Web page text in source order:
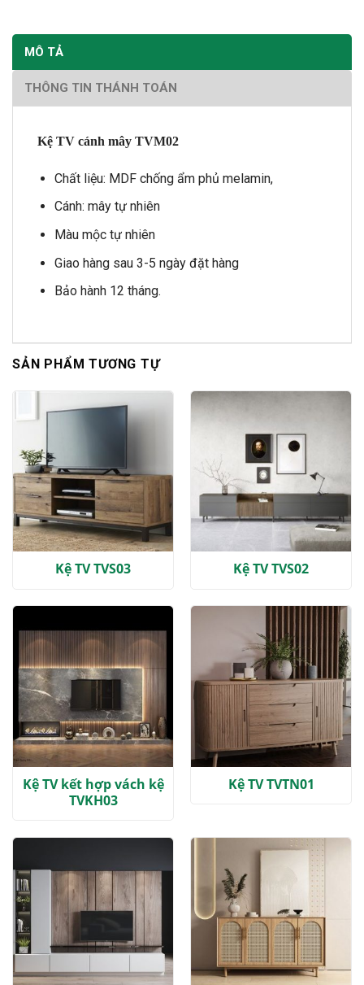
MÔ TẢ
THÔNG TIN THÁNH TOÁN
Kệ TV cánh mây TVM02
Chất liệu: MDF chống ẩm phủ melamin,
Cánh: mây tự nhiên
Màu mộc tự nhiên
Giao hàng sau 3-5 ngày đặt hàng
Bảo hành 12 tháng.
SẢN PHẨM TƯƠNG TỰ
Kệ TV TVS03 Kệ TV TVS02
Kệ TV kết hợp vách kệ
TVKH03
Kệ TV TVTN01